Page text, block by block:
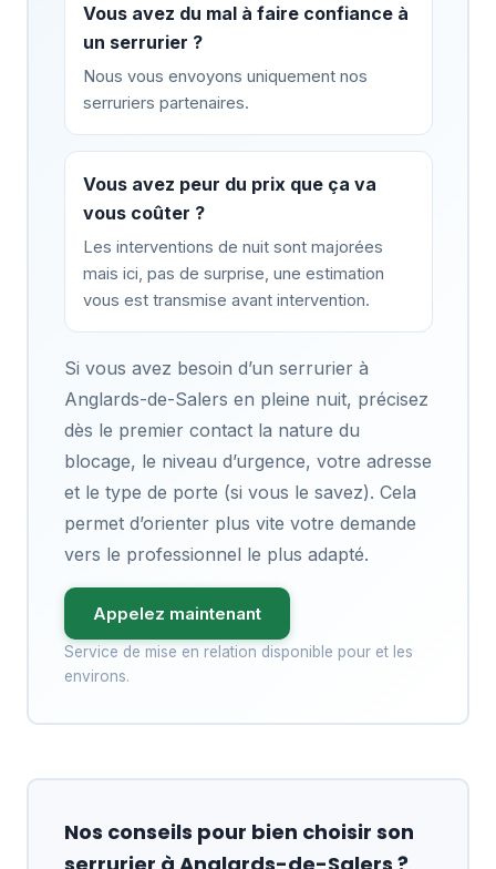
Vous avez du mal à faire confiance à
un serrurier ?
Nous vous envoyons uniquement nos
serruriers partenaires.
Vous avez peur du prix que ça va
vous coûter ?
Les interventions de nuit sont majorées
mais ici, pas de surprise, une estimation
vous est transmise avant intervention.
Si vous avez besoin d’un serrurier à
Anglards-de-Salers en pleine nuit, précisez
dès le premier contact la nature du
blocage, le niveau d’urgence, votre adresse
et le type de porte (si vous le savez). Cela
permet d’orienter plus vite votre demande
vers le professionnel le plus adapté.
Appelez maintenant
Service de mise en relation disponible pour et les
environs.
Nos conseils pour bien choisir son
serrurier à Anglards-de-Salers ?